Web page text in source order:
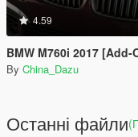
4.59
BMW M760i 2017 [Add-
By China_Dazu
Останні файли